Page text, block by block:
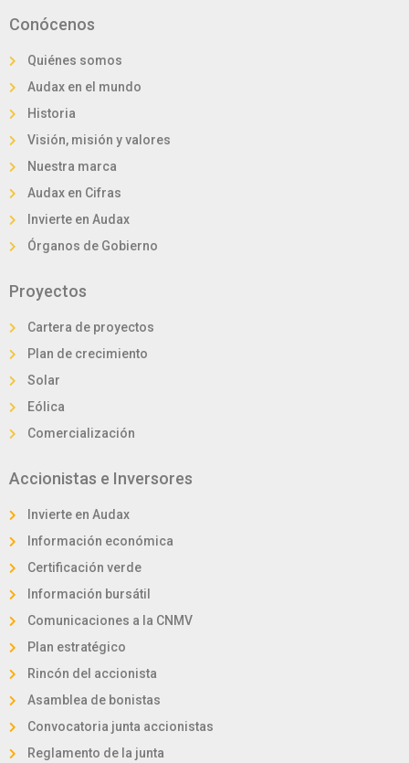
Conócenos
Quiénes somos
Audax en el mundo
Historia
Visión, misión y valores
Nuestra marca
Audax en Cifras
Invierte en Audax
Órganos de Gobierno
Proyectos
Cartera de proyectos
Plan de crecimiento
Solar
Eólica
Comercialización
Accionistas e Inversores
Invierte en Audax
Información económica
Certificación verde
Información bursátil
Comunicaciones a la CNMV
Plan estratégico
Rincón del accionista
Asamblea de bonistas
Convocatoria junta accionistas
Reglamento de la junta